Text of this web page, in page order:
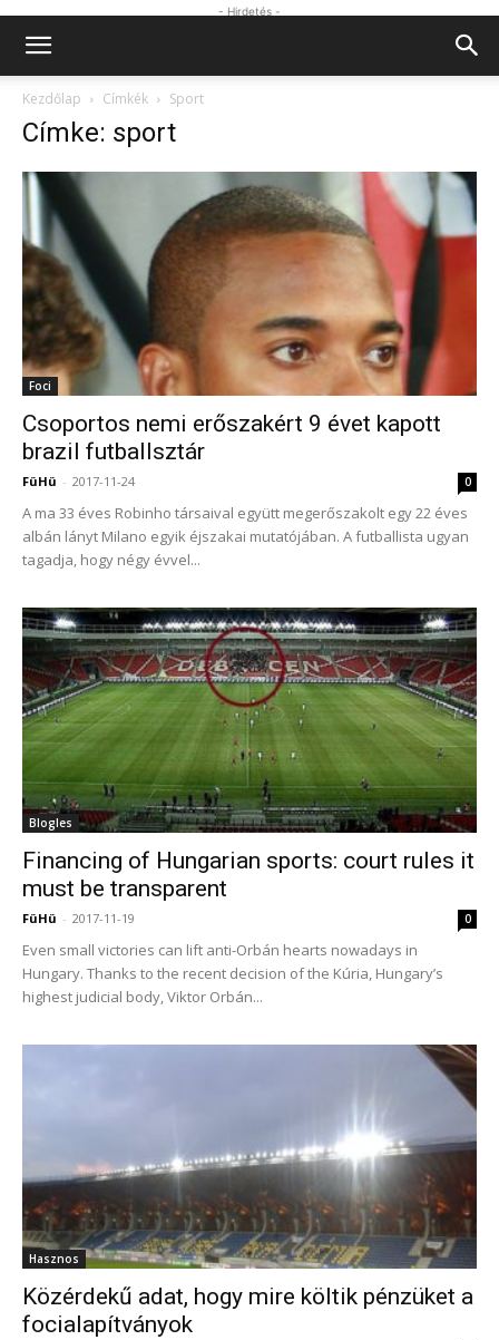
- Hirdetés -
Kezdőlap Címkék Sport
Címke: sport
Foci
Csoportos nemi erőszakért 9 évet kapott
brazil futballsztár
FüHü - 2017-11-24 0
A ma 33 éves Robinho társaival együtt megerőszakolt egy 22 éves
albán lányt Milano egyik éjszakai mutatójában. A futballista ugyan
tagadja, hogy négy évvel...
Blogles
Financing of Hungarian sports: court rules it
must be transparent
FüHü - 2017-11-19 0
Even small victories can lift anti-Orbán hearts nowadays in
Hungary. Thanks to the recent decision of the Kúria, Hungary’s
highest judicial body, Viktor Orbán...
Hasznos
Közérdekű adat, hogy mire költik pénzüket a
focialapítványok